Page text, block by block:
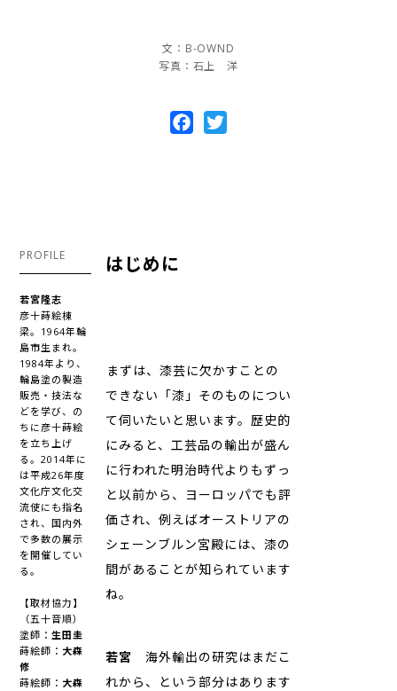
文：B-OWND
写真：石上 洋
Facebook
PROFILE
若宮隆志
彦十蒔絵棟
梁。1964年輪
島市生まれ。
1984年より、
輪島塗の製造
販売・技法な
どを学び、の
ちに彦十蒔絵
を立ち上げ
る。2014年に
は平成26年度
文化庁文化交
流使にも指名
され、国内外
で多数の展示
を開催してい
る。
【取材協力】
（五十音順）
塗師：生田圭
蒔絵師： 大森
修
蒔絵師： 大森
はじめに
――まずは、漆芸に欠かすことの
できない「漆」そのものについ
て伺いたいと思います。歴史的
にみると、工芸品の輸出が盛ん
に行われた明治時代よりもずっ
と以前から、ヨーロッパでも評
価され、例えばオーストリアの
シェーンブルン宮殿には、漆の
間があることが知られています
ね。
若宮海外輸出の研究はまだこ
れから、という部分はあります